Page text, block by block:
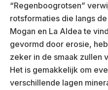
“Regenboogrotsen”
rotsformaties die langs
Mogan en La Aldea te
gevormd door erosie,
zeker in de smaak zullen
Het is gemakkelijk om
verschillende lagen